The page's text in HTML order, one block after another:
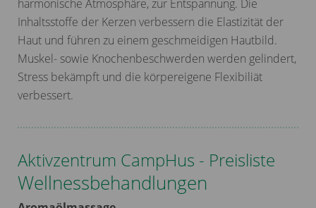
harmonische Atmosphäre, zur Entspannung. Die
Inhaltsstoffe der Kerzen verbessern die Elastizität der
Haut und führen zu einem geschmeidigen Hautbild.
Muskel- sowie Knochenbeschwerden werden gelindert,
Stress bekämpft und die körpereigene Flexibiliät
verbessert.
Aktivzentrum CampHus - Preisliste
Wellnessbehandlungen